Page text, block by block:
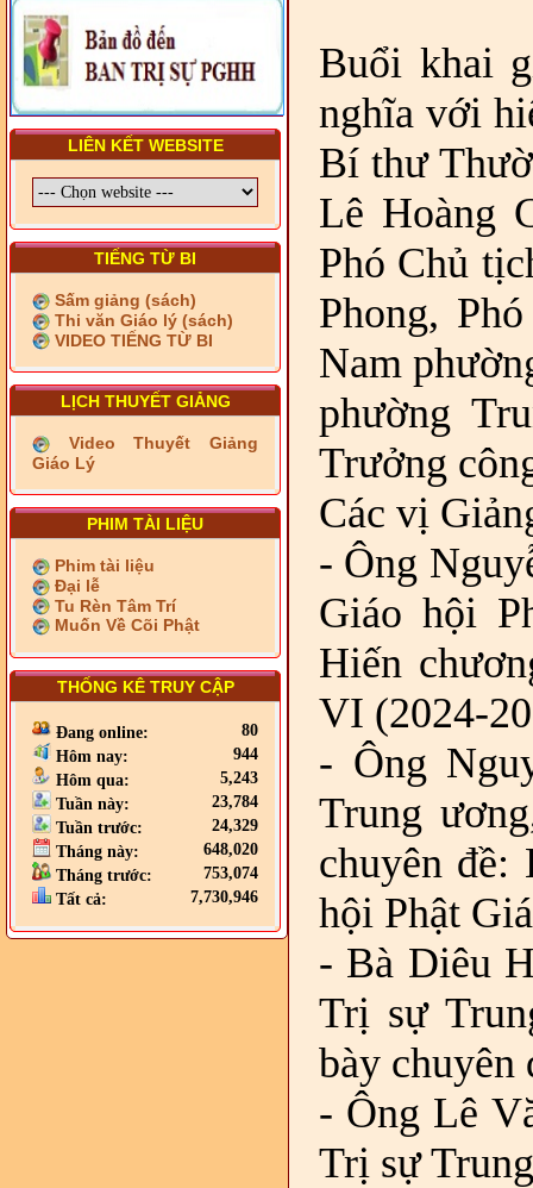
LIÊN KẾT WEBSITE
TIẾNG TỪ BI
Sấm giảng (sách)
Thi văn Giáo lý (sách)
VIDEO TIẾNG TỪ BI
LỊCH THUYẾT GIẢNG
Video Thuyết Giảng
Giáo Lý
PHIM TÀI LIỆU
Phim tài liệu
Đại lễ
Tu Rèn Tâm Trí
Muốn Về Cõi Phật
THỐNG KÊ TRUY CẬP
Đang online:
80
Hôm nay:
944
Hôm qua:
5,243
Tuần này:
23,784
Tuần trước:
24,329
Tháng này:
648,020
Tháng trước:
753,074
Tất cả:
7,730,946
Buổi khai
nghĩa với
Bí thư
Lê Hoàng
Phó Chủ
Phong,
Nam
phường
Trưởng
Các vị
- Ông
Giáo hội
Hiến
VI (2024-
- Ông
Trung
chuyên
hội Phật
- Bà Diêu
Trị sự
bày chuyên
- Ông Lê
Trị sự